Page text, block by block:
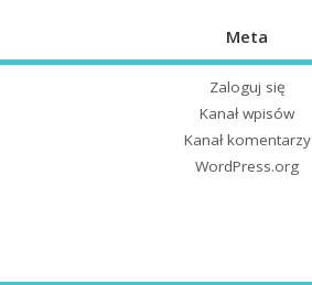
Meta
Zaloguj się
Kanał wpisów
Kanał komentarzy
WordPress.org